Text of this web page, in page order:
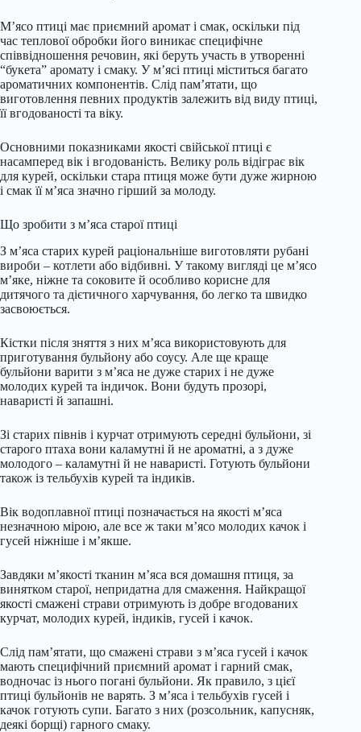
М’ясо птиці має приємний аромат і смак, оскільки під
час теплової обробки його виникає специфічне
співвідношення речовин, які беруть участь в утворенні
“букета” аромату і смаку. У м’ясі птиці міститься багато
ароматичних компонентів. Слід пам’ятати, що
виготовлення певних продуктів залежить від виду птиці,
її вгодованості та віку.
Основними показниками якості свійської птиці є
насамперед вік і вгодованість. Велику роль відіграє вік
для курей, оскільки стара птиця може бути дуже жирною
і смак її м’яса значно гірший за молоду.
Що зробити з м’яса старої птиці
З м’яса старих курей раціональніше виготовляти рубані
вироби – котлети або відбивні. У такому вигляді це м’ясо
м’яке, ніжне та соковите й особливо корисне для
дитячого та дієтичного харчування, бо легко та швидко
засвоюється.
Кістки після зняття з них м’яса використовують для
приготування бульйону або соусу. Але ще краще
бульйони варити з м’яса не дуже старих і не дуже
молодих курей та індичок. Вони будуть прозорі,
наваристі й запашні.
Зі старих півнів і курчат отримують середні бульйони, зі
старого птаха вони каламутні й не ароматні, а з дуже
молодого – каламутні й не наваристі. Готують бульйони
також із тельбухів курей та індиків.
Вік водоплавної птиці позначається на якості м’яса
незначною мірою, але все ж таки м’ясо молодих качок і
гусей ніжніше і м’якше.
Завдяки м’якості тканин м’яса вся домашня птиця, за
винятком старої, непридатна для смаження. Найкращої
якості смажені страви отримують із добре вгодованих
курчат, молодих курей, індиків, гусей і качок.
Слід пам’ятати, що смажені страви з м’яса гусей і качок
мають специфічний приємний аромат і гарний смак,
водночас із нього погані бульйони. Як правило, з цієї
птиці бульйонів не варять. З м’яса і тельбухів гусей і
качок готують супи. Багато з них (розсольник, капусняк,
деякі борщі) гарного смаку.